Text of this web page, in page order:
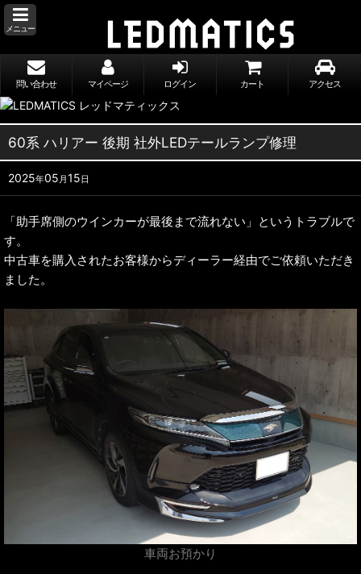
メニュー
問い合わせ マイページ ログイン カート アクセス
60系 ハリアー 後期 社外LEDテールランプ修理
2025年05 月15日
「助手席側のウインカーが最後まで流れない」というトラブルで
す。
中古車を購入されたお客様からディーラー経由でご依頼いただき
ました。
車両お預かり